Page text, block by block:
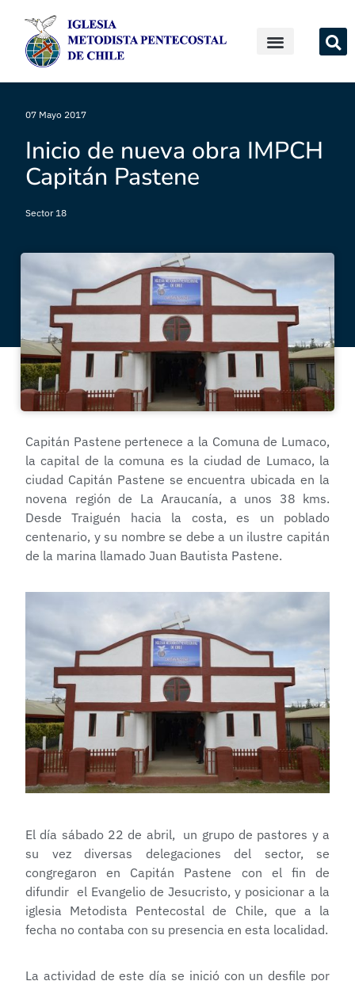
07 Mayo 2017
Inicio de nueva obra IMPCH
Capitán Pastene
Sector 18
Capitán Pastene pertenece a la Comuna de Lumaco,
la capital de la comuna es la ciudad de Lumaco, la
ciudad Capitán Pastene se encuentra ubicada en la
novena región de La Araucanía, a unos 38 kms.
Desde Traiguén hacia la costa, es un poblado
centenario, y su nombre se debe a un ilustre capitán
de la marina llamado Juan Bautista Pastene.
El día sábado 22 de abril, un grupo de pastores y a
su vez diversas delegaciones del sector, se
congregaron en Capitán Pastene con el fin de
difundir el Evangelio de Jesucristo, y posicionar a la
iglesia Metodista Pentecostal de Chile, que a la
fecha no contaba con su presencia en esta localidad.
La actividad de este día se inició con un desfile por